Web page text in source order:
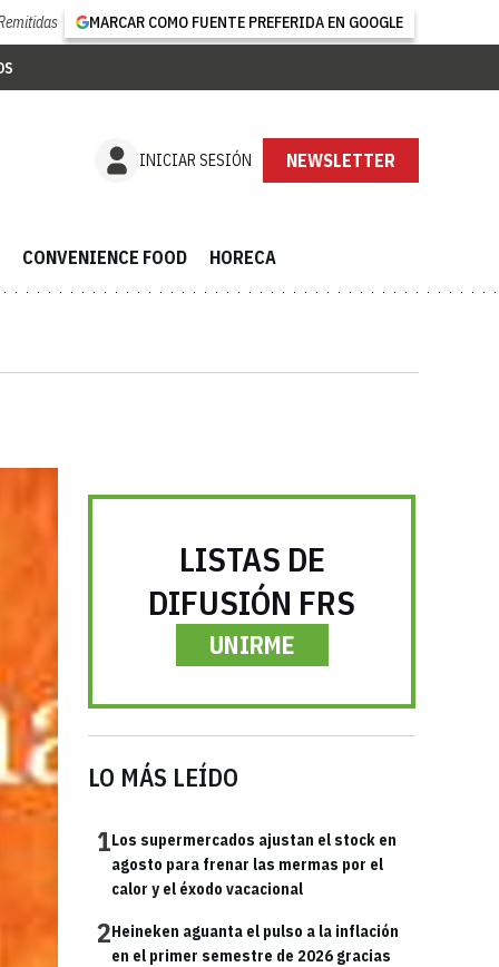
MARCAR COMO FUENTE PREFERIDA EN GOOGLE
INICIAR SESIÓN NEWSLETTER
CONVENIENCE FOOD HORECA
LISTAS DE
DIFUSIÓN FRS
UNIRME
LO MÁS LEÍDO
1Los supermercados ajustan el stock en
agosto para frenar las mermas por el
calor y el éxodo vacacional
2Heineken aguanta el pulso a la inflación
en el primer semestre de 2026 gracias